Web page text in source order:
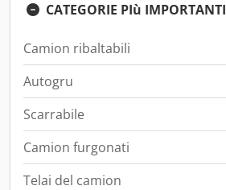
CATEGORIE PIù IMPORTANTI
Camion ribaltabili
Autogru
Scarrabile
Camion furgonati
Telai del camion